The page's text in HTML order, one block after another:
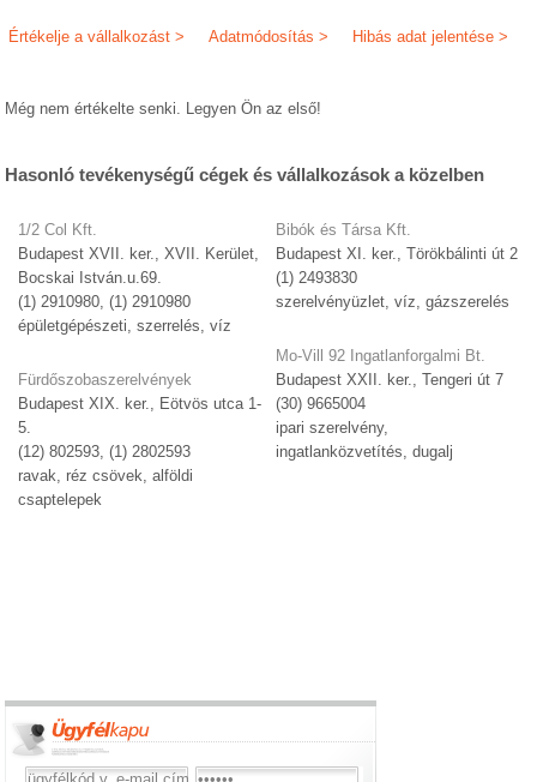
Hibás adat jelentése >
Adatmódosítás >
Értékelje a vállalkozást >
Még nem értékelte senki. Legyen Ön az első!
Hasonló tevékenységű cégek és vállalkozások a közelben
1/2 Col Kft.
Budapest XVII. ker., XVII. Kerület,
Bocskai István.u.69.
(1) 2910980, (1) 2910980
épületgépészeti, szerrelés, víz
Fürdőszobaszerelvények
Budapest XIX. ker., Eötvös utca 1-
5.
(12) 802593, (1) 2802593
ravak, réz csövek, alföldi
csaptelepek
Bibók és Társa Kft.
Budapest XI. ker., Törökbálinti út 2
(1) 2493830
szerelvényüzlet, víz, gázszerelés
Mo-Vill 92 Ingatlanforgalmi Bt.
Budapest XXII. ker., Tengeri út 7
(30) 9665004
ipari szerelvény,
ingatlanközvetítés, dugalj